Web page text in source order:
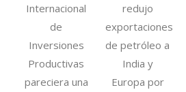
Internacional
de
Inversiones
Productivas
pareciera una
redujo
exportaciones
de petróleo a
India y
Europa por